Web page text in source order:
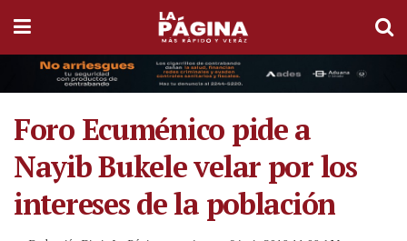
Foro Ecuménico pide a
Nayib Bukele velar por los
intereses de la población